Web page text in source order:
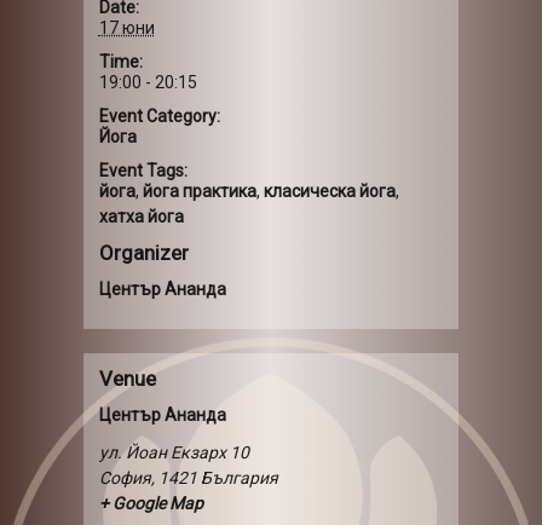
Date:
17 юни
Time:
19:00 - 20:15
Event Category:
Йога
Event Tags:
йога, йога практика, класическа йога,
хатха йога
Organizer
Център Ананда
Venue
Център Ананда
ул. Йоан Екзарх 10
София, 1421 България
+ Google Map